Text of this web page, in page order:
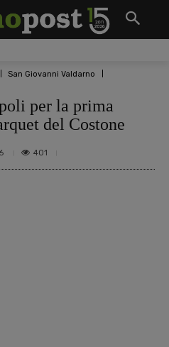
San Giovanni Valdarno
per la prima
del Costone
401